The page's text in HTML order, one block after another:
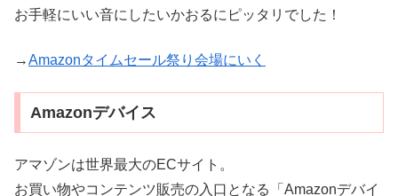
お手軽にいい音にしたいかおるにピッタリでした！
→Amazonタイムセール祭り会場にいく
Amazonデバイス
アマゾンは世界最大のECサイト。
お買い物やコンテンツ販売の入口となる「Amazonデバイ